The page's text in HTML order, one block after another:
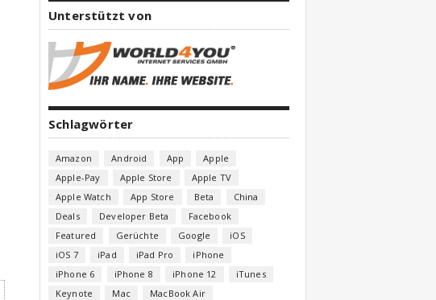
Unterstützt von
Schlagwörter
Amazon Android App
Apple
Apple-Pay
Apple Store
Apple TV
Apple Watch
App Store Beta
China
Deals
Developer Beta
Facebook
Featured
Gerüchte Google
iOS
iOS 7
iPad iPad Pro
iPhone
iPhone 6
iPhone 8 iPhone 12
iTunes
Keynote
Mac
MacBook Air